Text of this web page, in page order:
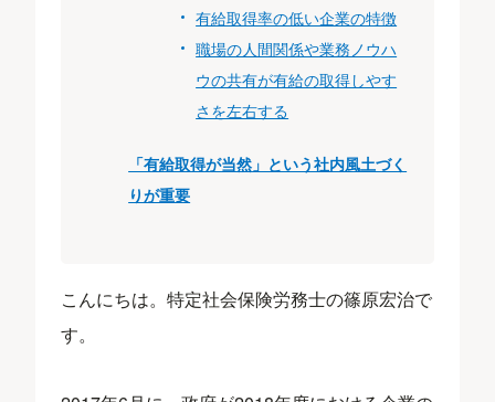
有給取得率の低い企業の特徴
職場の人間関係や業務ノウハ
ウの共有が有給の取得しやす
さを左右する
「有給取得が当然」という社内風土づく
りが重要
こんにちは。特定社会保険労務士の篠原宏治で
す。